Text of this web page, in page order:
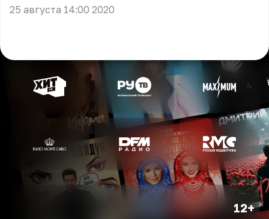
25 августа 14:00 2020
12+